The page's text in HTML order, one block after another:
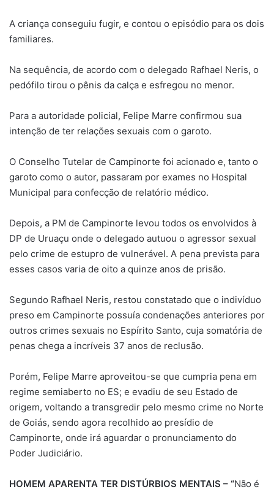
A criança conseguiu fugir, e contou o episódio para os dois
familiares.
Na sequência, de acordo com o delegado Rafhael Neris, o
pedófilo tirou o pênis da calça e esfregou no menor.
Para a autoridade policial, Felipe Marre confirmou sua
intenção de ter relações sexuais com o garoto.
O Conselho Tutelar de Campinorte foi acionado e, tanto o
garoto como o autor, passaram por exames no Hospital
Municipal para confecção de relatório médico.
Depois, a PM de Campinorte levou todos os envolvidos à
DP de Uruaçu onde o delegado autuou o agressor sexual
pelo crime de estupro de vulnerável. A pena prevista para
esses casos varia de oito a quinze anos de prisão.
Segundo Rafhael Neris, restou constatado que o indivíduo
preso em Campinorte possuía condenações anteriores por
outros crimes sexuais no Espírito Santo, cuja somatória de
penas chega a incríveis 37 anos de reclusão.
Porém, Felipe Marre aproveitou-se que cumpria pena em
regime semiaberto no ES; e evadiu de seu Estado de
origem, voltando a transgredir pelo mesmo crime no Norte
de Goiás, sendo agora recolhido ao presídio de
Campinorte, onde irá aguardar o pronunciamento do
Poder Judiciário.
HOMEM APARENTA TER DISTÚRBIOS MENTAIS – “Não é